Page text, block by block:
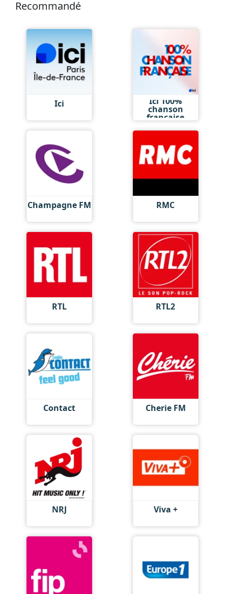
Recommandé
Ici Ici 100%
chanson
française
Champagne FM RMC
RTL RTL2
Contact Cherie FM
NRJ Viva +